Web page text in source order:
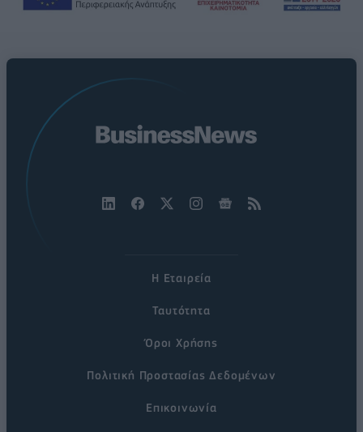
Η Εταιρεία
Ταυτότητα
Όροι Χρήσης
Πολιτική Προστασίας Δεδομένων
Επικοινωνία